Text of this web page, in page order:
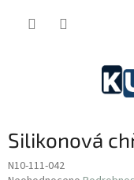
Silikonová
N10-111-042